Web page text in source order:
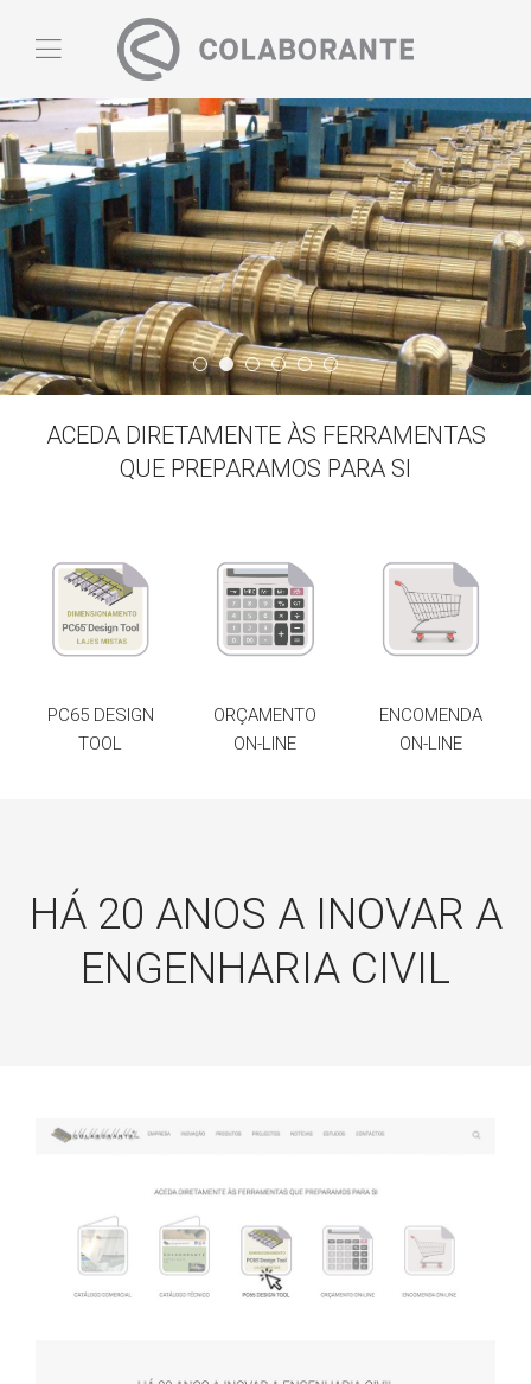
Quem Somos
Slide03Banner05
Banner06
Slide02Banner03
ACEDA DIRETAMENTE ÀS FERRAMENTAS
QUE PREPARAMOS PARA SI
PC65 DESIGN
TOOL
ORÇAMENTO
ON-LINE
ENCOMENDA
ON-LINE
HÁ 20 ANOS A INOVAR A
ENGENHARIA CIVIL